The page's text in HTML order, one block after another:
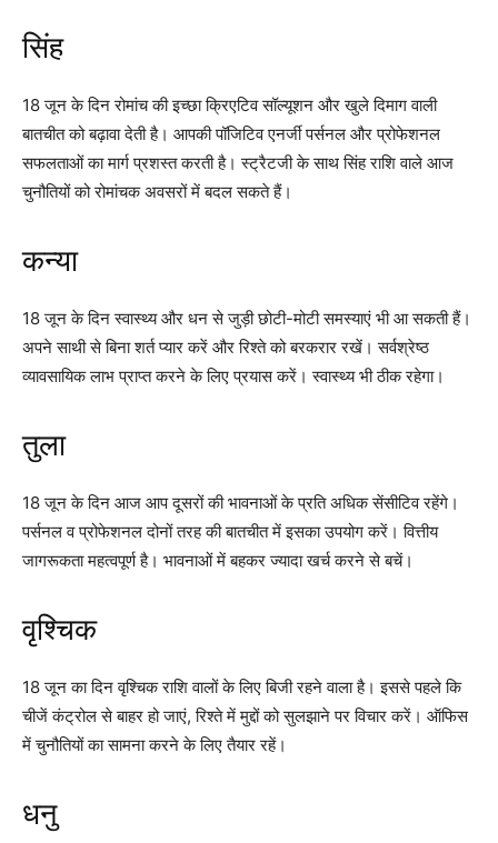
सिंह
18 जून के दिन रोमांच की इच्छा क्रिएटिव सॉल्यूशन और खुले दिमाग वाली
बातचीत को बढ़ावा देती है। आपकी पॉजिटिव एनर्जी पर्सनल और प्रोफेशनल
सफलताओं का मार्ग प्रशस्त करती है। स्ट्रैटजी के साथ सिंह राशि वाले आज
चुनौतियों को रोमांचक अवसरों में बदल सकते हैं।
कन्या
18 जून के दिन स्वास्थ्य और धन से जुड़ी छोटी-मोटी समस्याएं भी आ सकती हैं।
अपने साथी से बिना शर्त प्यार करें और रिश्ते को बरकरार रखें। सर्वश्रेष्ठ
व्यावसायिक लाभ प्राप्त करने के लिए प्रयास करें। स्वास्थ्य भी ठीक रहेगा।
तुला
18 जून के दिन आज आप दूसरों की भावनाओं के प्रति अधिक सेंसीटिव रहेंगे।
पर्सनल व प्रोफेशनल दोनों तरह की बातचीत में इसका उपयोग करें। वित्तीय
जागरूकता महत्वपूर्ण है। भावनाओं में बहकर ज्यादा खर्च करने से बचें।
वृश्चिक
18 जून का दिन वृश्चिक राशि वालों के लिए बिजी रहने वाला है। इससे पहले कि
चीजें कंट्रोल से बाहर हो जाएं, रिश्ते में मुद्दों को सुलझाने पर विचार करें। ऑफिस
में चुनौतियों का सामना करने के लिए तैयार रहें।
धनु